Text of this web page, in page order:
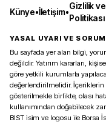
Künye•İletişim•
Gizlilik
Politikası
YASAL UYARI VE
Bu sayfada yer alan bilgi,
değildir. Yatırım kararları,
göre yetkili kurumlarla
değerlendirilmelidir.
gösterilmekle birlikte, olası
kullanımından doğabilecek
BIST isim ve logosu ile Borsa